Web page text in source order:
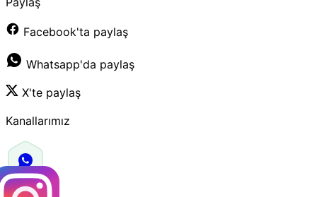
Facebook'ta paylaş
Whatsapp'da paylaş
X'te paylaş
Kanallarımız